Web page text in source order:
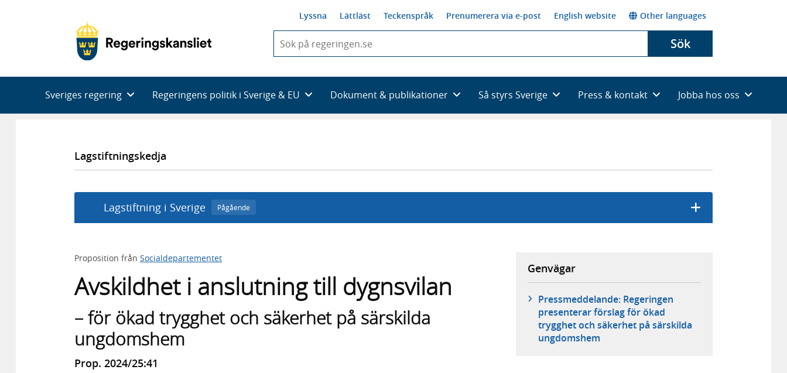
Lyssna Lättläst Teckenspråk Prenumerera via e-post English website Other languages
du
skriva
framträder
en
Sök
Sveriges regering Regeringens politik i Sverige & EU Dokument & publikationer Så styrs Sverige Press & kontakt Jobba hos oss
Lagstiftningskedja
Lagstiftning i Sverige Pågående
Proposition från Socialdepartementet
Avskildhet i anslutning till dygnsvilan
– för ökad trygghet och säkerhet på särskilda
ungdomshem
Prop. 2024/25:41
Genvägar
Pressmeddelande: Regeringen
presenterar förslag för ökad
trygghet och säkerhet på särskilda
ungdomshem